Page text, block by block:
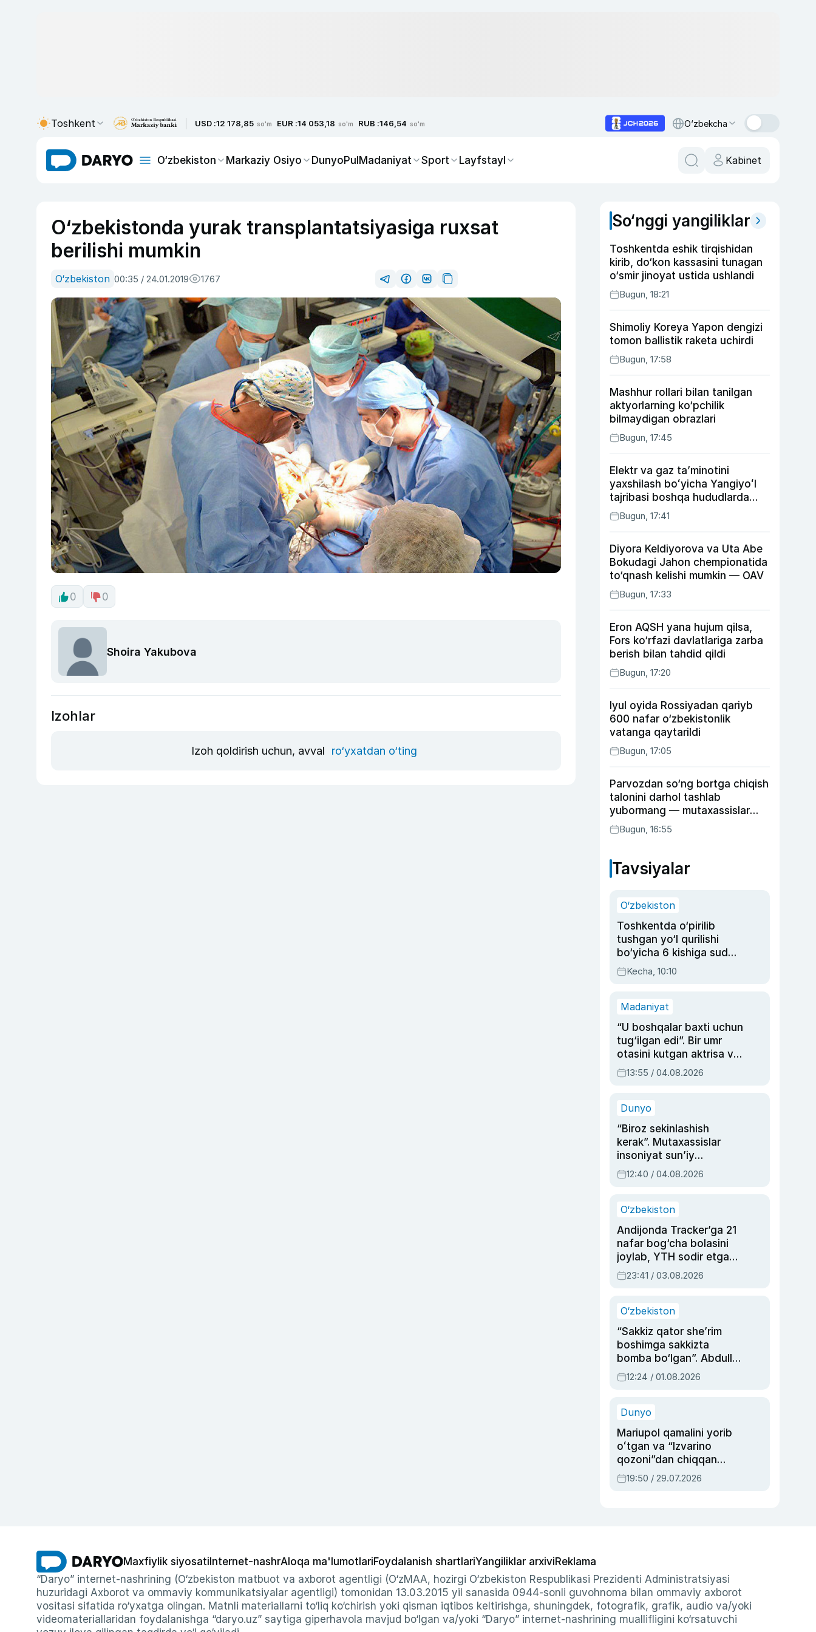
Toshkent USD :12 178,85 so'm EUR :14 053,18 so'm RUB :146,54 so'm O‘zbekcha
O‘zbekiston Markaziy Osiyo DunyoPulMadaniyat Sport Layfstayl Kabinet
O‘zbekistonda yurak transplantatsiyasiga ruxsat
berilishi mumkin
O‘zbekiston 00:35 / 24.01.2019 1767
0 0
Shoira Yakubova
Izohlar
Izoh qoldirish uchun, avval ro‘yxatdan o‘ting
So‘nggi yangiliklar
Toshkentda eshik tirqishidan
kirib, do‘kon kassasini tunagan
o‘smir jinoyat ustida ushlandi
Bugun, 18:21
Shimoliy Koreya Yapon dengizi
tomon ballistik raketa uchirdi
Bugun, 17:58
Mashhur rollari bilan tanilgan
aktyorlarning ko‘pchilik
bilmaydigan obrazlari
Bugun, 17:45
Elektr va gaz taʼminotini
yaxshilash boʻyicha Yangiyoʻl
tajribasi boshqa hududlarda
ham joriy etiladi
Bugun, 17:41
Diyora Keldiyorova va Uta Abe
Bokudagi Jahon chempionatida
to‘qnash kelishi mumkin — OAV
Bugun, 17:33
Eron AQSH yana hujum qilsa,
Fors ko‘rfazi davlatlariga zarba
berish bilan tahdid qildi
Bugun, 17:20
Iyul oyida Rossiyadan qariyb
600 nafar o‘zbekistonlik
vatanga qaytarildi
Bugun, 17:05
Parvozdan so‘ng bortga chiqish
talonini darhol tashlab
yubormang — mutaxassislar
buning sababini tushuntirdi
Bugun, 16:55
Tavsiyalar
O‘zbekiston
Toshkentda o‘pirilib
tushgan yo‘l qurilishi
bo‘yicha 6 kishiga sud
hukmi o‘qildi
Kecha, 10:10
Madaniyat
“U boshqalar baxti uchun
tug‘ilgan edi”. Bir umr
otasini kutgan aktrisa va
dublyaj ustasi Rimma
Ahmedovaning
13:55 / 04.08.2026
Dunyo
“Biroz sekinlashish
kerak”. Mutaxassislar
insoniyat sun’iy
intellektni boshqara
olmay qolishidan xavotir
12:40 / 04.08.2026
O‘zbekiston
Andijonda Tracker’ga 21
nafar bog‘cha bolasini
joylab, YTH sodir etgan
ayolga sud hukmi o‘qildi
23:41 / 03.08.2026
O‘zbekiston
“Sakkiz qator she’rim
boshimga sakkizta
bomba bo‘lgan”. Abdulla
Oripovni siyosiy
ayblovlardan asrab
12:24 / 01.08.2026
Dunyo
Mariupol qamalini yorib
oʻtgan va “Izvarino
qozoni”dan chiqqan
qahramon — Ukraina
armiyasi bosh
19:50 / 29.07.2026
Maxfiylik siyosati Internet-nashrAloqa ma'lumotlariFoydalanish shartlariYangiliklar arxiviReklama
“Daryo” internet-nashrining (O‘zbekiston matbuot va axborot agentligi (O‘zMAA, hozirgi O‘zbekiston Respublikasi Prezidenti Administratsiyasi
huzuridagi Axborot va ommaviy kommunikatsiyalar agentligi) tomonidan 13.03.2015 yil sanasida 0944-sonli guvohnoma bilan ommaviy axborot
vositasi sifatida ro‘yxatga olingan. Matnli materiallarni to‘liq ko‘chirish yoki qisman iqtibos keltirishga, shuningdek, fotografik, grafik, audio va/yoki
videomateriallaridan foydalanishga “daryo.uz” saytiga giperhavola mavjud bo‘lgan va/yoki “Daryo” internet-nashrining muallifligini ko‘rsatuvchi